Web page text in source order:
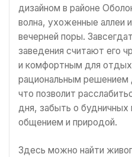
дизайном в районе
волна, ухоженные аллеи
вечерней поры.
заведения считают его
и комфортным для
рациональным решением
что позволит
дня, забыть о будничных
общением и природой.
Здесь можно найти